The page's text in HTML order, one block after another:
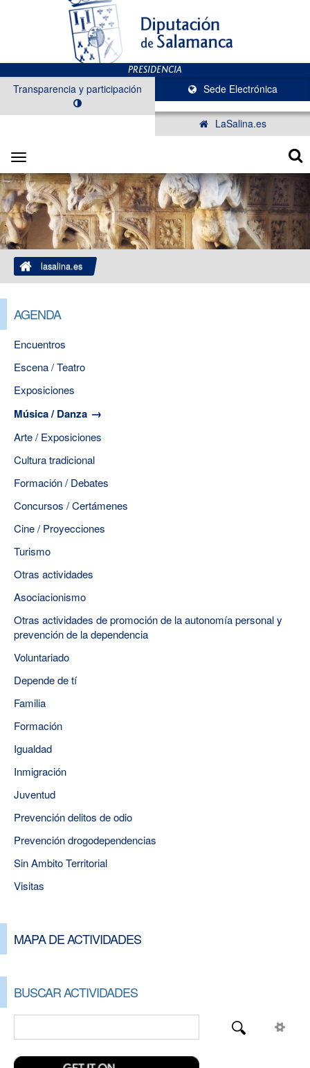
Sede Electrónica
Transparencia y participación
LaSalina.es
Toggle
navigation
lasalina.es
AGENDA
Encuentros
Escena / Teatro
Exposiciones
Música / Danza
Arte / Exposiciones
Cultura tradicional
Formación / Debates
Concursos / Certámenes
Cine / Proyecciones
Turismo
Otras actividades
Asociacionismo
Otras actividades de promoción de la autonomía personal y
prevención de la dependencia
Voluntariado
Depende de tí
Familia
Formación
Igualdad
Inmigración
Juventud
Prevención delitos de odio
Prevención drogodependencias
Sin Ambito Territorial
Visitas
MAPA DE ACTIVIDADES
BUSCAR ACTIVIDADES